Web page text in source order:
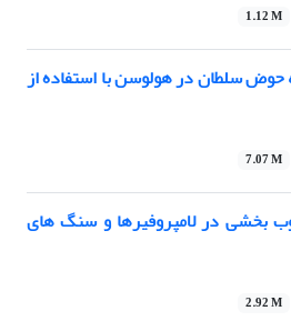
1.12 M
سلطان در هولوسن با استفاده از
7.07 M
بخشی در لامپروفیرها و سنگ های
2.92 M